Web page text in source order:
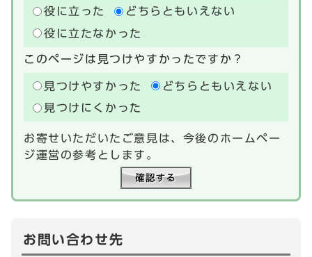
役に立った
どちらともいえない
役に立たなかった
このページは見つけやすかったですか？
見つけやすかった
どちらともいえない
見つけにくかった
お寄せいただいたご意見は、今後のホームペー
ジ運営の参考とします。
お問い合わせ先